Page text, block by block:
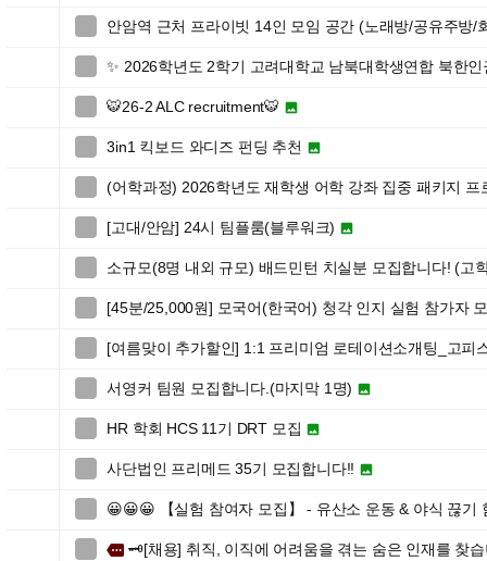
안암역 근처 프라이빗 14인 모임 공간 (노래방/공유주방/
✨ 2026학년도 2학기 고려대학교 남북대학생연합 북한
🐯26-2 ALC recruitment🐯 
3in1 킥보드 와디즈 펀딩 추천 
(어학과정) 2026학년도 재학생 어학 강좌 집중 패키지 프
[고대/안암] 24시 팀플룸(블루워크) 
소규모(8명 내외 규모) 배드민턴 치실분 모집합니다! (고
[45분/25,000원] 모국어(한국어) 청각 인지 실험 참가자
[여름맞이 추가할인] 1:1 프리미엄 로테이션소개팅_고피
서영커 팀원 모집합니다.(마지막 1명) 
HR 학회 HCS 11기 DRT 모집 
사단법인 프리메드 35기 모집합니다!! 
😀😀😀 【실험 참여자 모집】 - 유산소 운동 & 야식 끊
more 🗝️[채용] 취직, 이직에 어려움을 겪는 숨은 인재를 찾